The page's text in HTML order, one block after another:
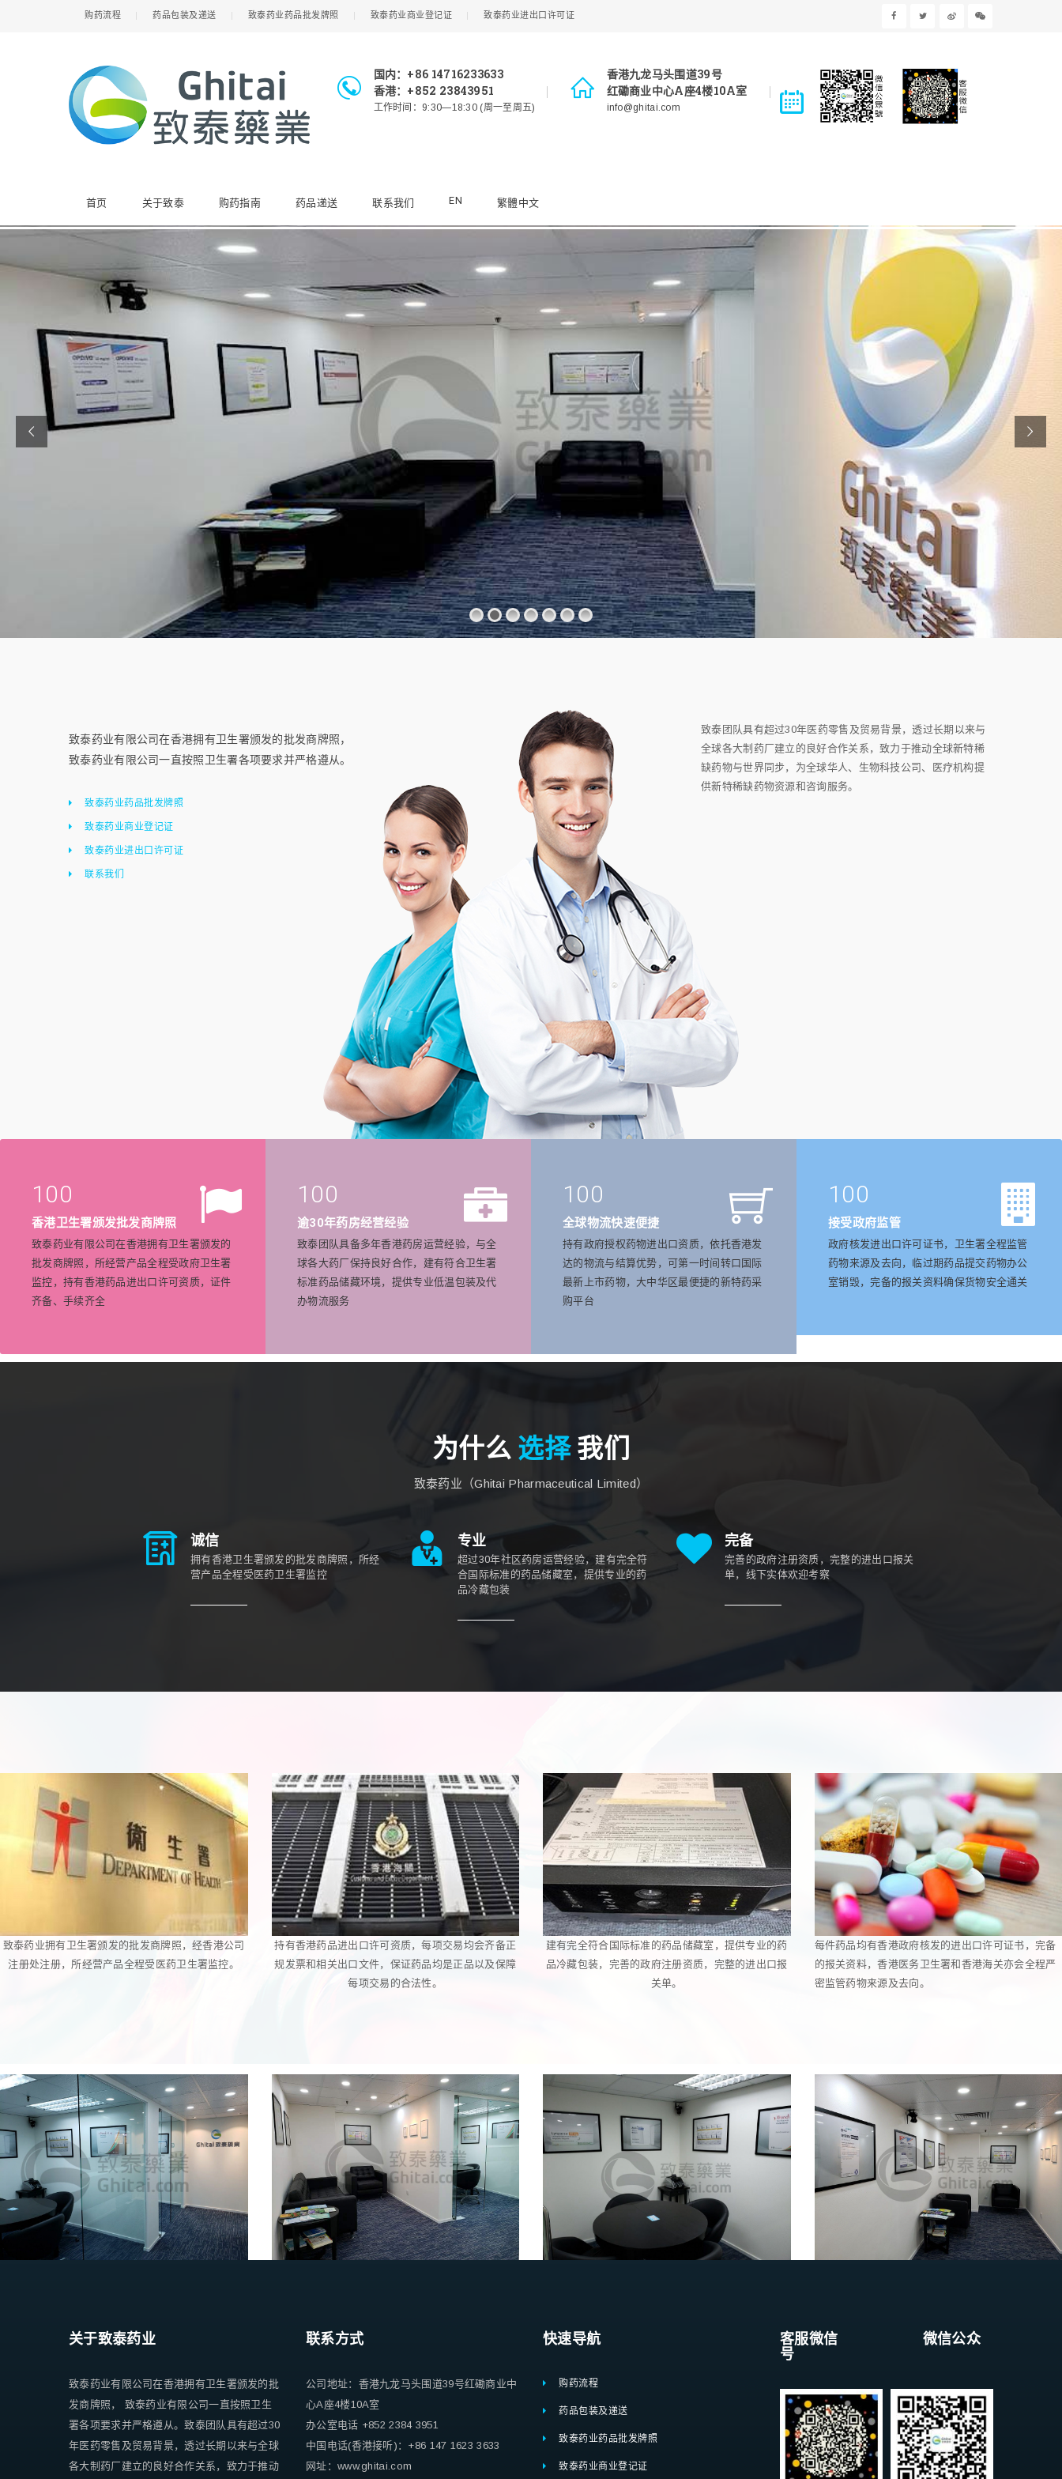
购药流程 药品包装及递送 致泰药业药品批发牌照 致泰药业商业登记证 致泰药业进出口许可证
国内：+86 14716233633
香港：+852 23843951
工作时间：9:30—18:30 (周一至周五)
香港九龙马头围道39号
红磡商业中心A座4楼10A室
info@ghitai.com
首页 关于致泰 购药指南 药品递送 联系我们 EN 繁體中文
致泰药业有限公司在香港拥有卫生署颁发的批发商牌照，
致泰药业有限公司一直按照卫生署各项要求并严格遵从。
致泰药业药品批发牌照
致泰药业商业登记证
致泰药业进出口许可证
联系我们
致泰团队具有超过30年医药零售及贸易背景，透过长期以来与
全球各大制药厂建立的良好合作关系，致力于推动全球新特稀
缺药物与世界同步，为全球华人、生物科技公司、医疗机构提
供新特稀缺药物资源和咨询服务。
100
香港卫生署颁发批发商牌照
致泰药业有限公司在香港拥有卫生署颁发的
批发商牌照，所经营产品全程受政府卫生署
监控，持有香港药品进出口许可资质，证件
齐备、手续齐全
100
逾30年药房经营经验
致泰团队具备多年香港药房运营经验，与全
球各大药厂保持良好合作，建有符合卫生署
标准药品储藏环境，提供专业低温包装及代
办物流服务
100
全球物流快速便捷
持有政府授权药物进出口资质，依托香港发
达的物流与结算优势，可第一时间转口国际
最新上市药物，大中华区最便捷的新特药采
购平台
100
接受政府监管
政府核发进出口许可证书，卫生署全程监管
药物来源及去向，临过期药品提交药物办公
室销毁，完备的报关资料确保货物安全通关
为什么 选择我们
致泰药业（Ghitai Pharmaceutical Limited）
诚信
拥有香港卫生署颁发的批发商牌照，所经
营产品全程受医药卫生署监控
专业
超过30年社区药房运营经验，建有完全符
合国际标准的药品储藏室，提供专业的药
品冷藏包装
完备
完善的政府注册资质，完整的进出口报关
单，线下实体欢迎考察
致泰药业拥有卫生署颁发的批发商牌照，经香港公司
注册处注册，所经营产品全程受医药卫生署监控。
持有香港药品进出口许可资质，每项交易均会齐备正
规发票和相关出口文件，保证药品均是正品以及保障
每项交易的合法性。
建有完全符合国际标准的药品储藏室，提供专业的药
品冷藏包装，完善的政府注册资质，完整的进出口报
关单。
每件药品均有香港政府核发的进出口许可证书，完备
的报关资料，香港医务卫生署和香港海关亦会全程严
密监管药物来源及去向。
关于致泰药业
致泰药业有限公司在香港拥有卫生署颁发的批
发商牌照， 致泰药业有限公司一直按照卫生
署各项要求并严格遵从。致泰团队具有超过30
年医药零售及贸易背景，透过长期以来与全球
各大制药厂建立的良好合作关系，致力于推动
联系方式
公司地址：香港九龙马头围道39号红磡商业中
心A座4楼10A室
办公室电话 +852 2384 3951
中国电话(香港接听)：+86 147 1623 3633
网址：www.ghitai.com
快速导航
购药流程
药品包装及递送
致泰药业药品批发牌照
致泰药业商业登记证
客服微信 微信公众
号